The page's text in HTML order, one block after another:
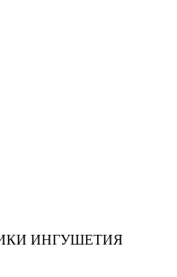
ИНГУШЕТИЯ